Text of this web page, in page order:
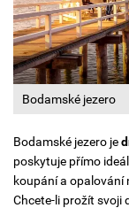
Bodamské jezero
Bodamské jezero je
poskytuje přímo
koupání a opalování
Chcete-li prožít svoji